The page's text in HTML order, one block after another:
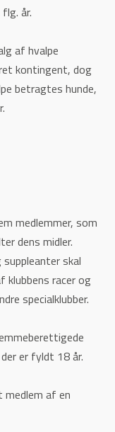
år.
af hvalpe
kontingent, dog
betragtes hunde,
medlemmer, som
dens midler.
skal
racer og
specialklubber.
er fyldt 18 år.
medlem af en